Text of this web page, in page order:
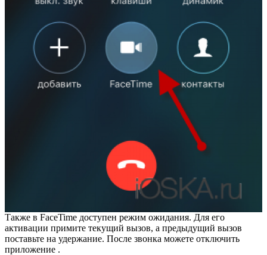
Также в FaceTime доступен режим ожидания. Для его
активации примите текущий вызов, а предыдущий вызов
поставьте на удержание. После звонка можете отключить
приложение .